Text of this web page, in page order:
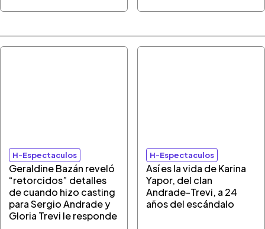
H-Espectaculos
Geraldine Bazán reveló
“retorcidos” detalles
de cuando hizo casting
para Sergio Andrade y
Gloria Trevi le responde
H-Espectaculos
Así es la vida de Karina
Yapor, del clan
Andrade-Trevi, a 24
años del escándalo